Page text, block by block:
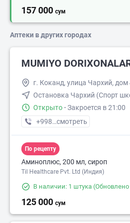
157 000 сум
Аптеки в других городах
MUMIYO
г. Коканд, улица Чархий, дом
Остановка Чархий (Спорт
Открыто · Закроется в 21:00
+998 (90) XXX-XX-XX
смотреть
По рецепту
Аминоплюс, 200 мл, сироп
Til Healthcare Pvt. Ltd (Индия)
В наличии: 1 штука (Обновлено
125 000 сум